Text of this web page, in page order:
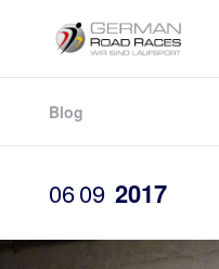
Blog
0609 2017